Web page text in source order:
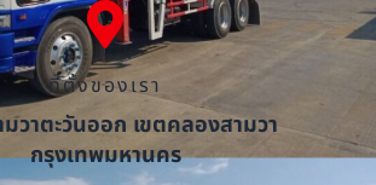
ที่ตั้งของเรา
วาตะวันออก เขตคลองสามวา
กรุงเทพมหานคร